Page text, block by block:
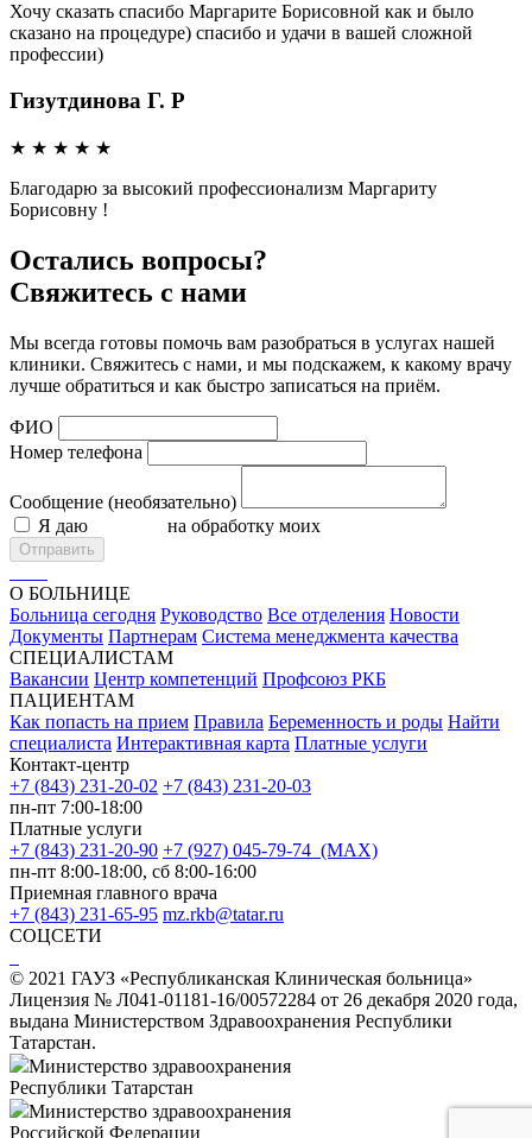
Хочу сказать спасибо Маргарите Борисовной как и было
сказано на процедуре) спасибо и удачи в вашей сложной
профессии)
Гизутдинова Г. Р
★ ★ ★ ★ ★
Благодарю за высокий профессионализм Маргариту
Борисовну !
Остались вопросы?
Свяжитесь с нами
Мы всегда готовы помочь вам разобраться в услугах нашей
клиники. Свяжитесь с нами, и мы подскажем, к какому врачу
лучше обратиться и как быстро записаться на приём.
ФИО
Номер телефона
Сообщение (необязательно)
Я даю
на обработку моих
Отправить
О БОЛЬНИЦЕ
Больница сегодня Руководство Все отделения Новости
Документы Партнерам Система менеджмента качества
СПЕЦИАЛИСТАМ
Вакансии Центр компетенций Профсоюз РКБ
ПАЦИЕНТАМ
Как попасть на прием Правила Беременность и роды Найти
специалиста Интерактивная карта Платные услуги
Контакт-центр
+7 (843) 231-20-02 +7 (843) 231-20-03
пн-пт 7:00-18:00
Платные услуги
+7 (843) 231-20-90 +7 (927) 045-79-74 (MAX)
пн-пт 8:00-18:00, сб 8:00-16:00
Приемная главного врача
+7 (843) 231-65-95 mz.rkb@tatar.ru
СОЦСЕТИ
© 2021 ГАУЗ «Республиканская Клиническая больница»
Лицензия № Л041-01181-16/00572284 от 26 декабря 2020 года,
выдана Министерством Здравоохранения Республики
Татарстан.
Министерство здравоохранения
Республики Татарстан
Министерство здравоохранения
Российской Федерации